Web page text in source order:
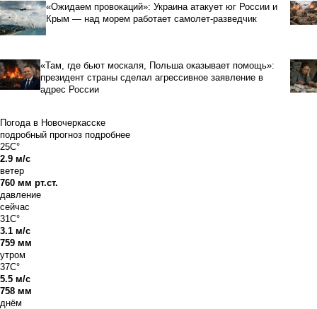
«Ожидаем провокаций»: Украина атакует юг России и
Крым — над морем работает самолет-разведчик
«Там, где бьют москаля, Польша оказывает помощь»:
президент страны сделал агрессивное заявление в
адрес России
Погода в Новочеркасске
подробный прогноз подробнее
25C°
2.9 м/с
ветер
760 мм рт.ст.
давление
сейчас
31C°
3.1 м/с
759 мм
утром
37C°
5.5 м/с
758 мм
днём